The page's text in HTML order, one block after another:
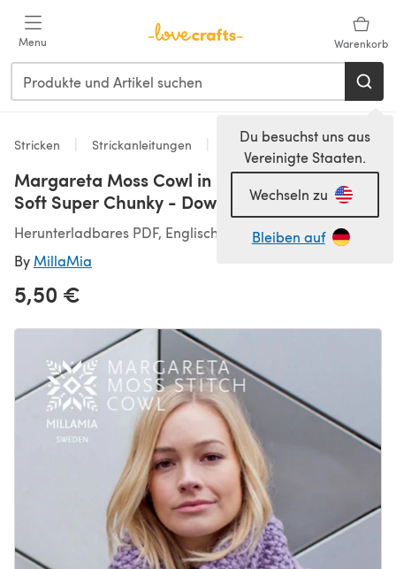
Menu Warenkorb
Du besuchst uns aus
Vereinigte Staaten.
Wechseln zu
Bleiben auf
Stricken Strickanleitungen Snood Strickanleitungen
Margareta Moss Cowl in MillaMia Naturally
Soft Super Chunky - Downloadable PDF
Herunterladbares PDF, Englisch
By MillaMia
5,50 €